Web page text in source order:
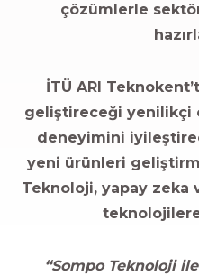
çözümlerle
İTÜ ARI
geliştireceği yenilikçi
deneyimini
yeni ürünleri
Teknoloji, yapay
“Sompo Teknoloji